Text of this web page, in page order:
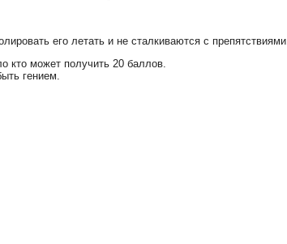
его летать и не сталкиваются с препятствиями.
кто может получить 20 баллов.
гением.